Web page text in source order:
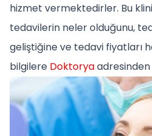
hizmet vermektedirler. Bu
tedavilerin neler olduğunu,
geliştiğine ve tedavi fiyatları
bilgilere Doktoryaadresinden